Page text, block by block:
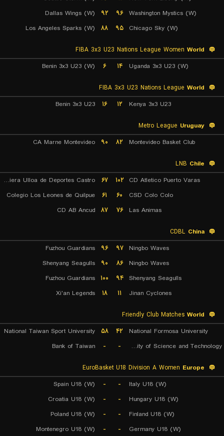
Washington Mystics (W)
۹۶ ۹۲
Dallas Wings (W)
Chicago Sky (W)
۹۵ ۸۸ Los Angeles Sparks (W)
World
Uganda 3x3 U23 (W)
۱۴ ۶ Benin 3x3 U23 (W)
World
Kenya 3x3 U23
۱۲ ۱۶ Benin 3x3 U23
Uruguay
Montevideo Basket Club
۸۲ ۹۰ CA Marne Montevideo
Chile
CD Atletico Puerto Varas
۱۰۲ ۶۷
Naviera Ulloa de Deportes Castro
CSD Colo Colo
۶۰ ۶۱
Colegio Los Leones de Quilpue
Las Animas
۷۶ ۸۷ CD AB Ancud
China
Ningbo Waves
۹۷ ۹۶
Fuzhou Guardians
Ningbo Waves
۸۶ ۹۰
Shenyang Seagulls
Shenyang Seagulls
۹۴ ۱۰۰
Fuzhou Guardians
Jinan Cyclones
۱۱ ۱۸ Xi'an Legends
World
National Formosa University
۴۲ ۵۸
National Taiwan Sport University
Chien Hsin University of Science and Technology
-
-
Bank of Taiwan
Europe
Italy U18 (W)
-
-
Spain U18 (W)
Hungary U18 (W)
-
-
Croatia U18 (W)
Finland U18 (W)
-
-
Poland U18 (W)
Germany U18 (W)
-
-
Montenegro U18 (W)